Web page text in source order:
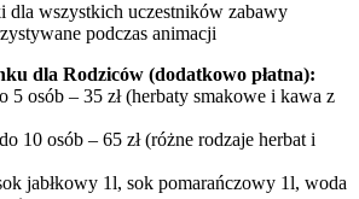
dla wszystkich uczestników zabawy
podczas animacji
dla Rodziców (dodatkowo płatna):
5 osób – 35 zł (herbaty smakowe i kawa z
10 osób – 65 zł (różne rodzaje herbat i
jabłkowy 1l, sok pomarańczowy 1l, woda